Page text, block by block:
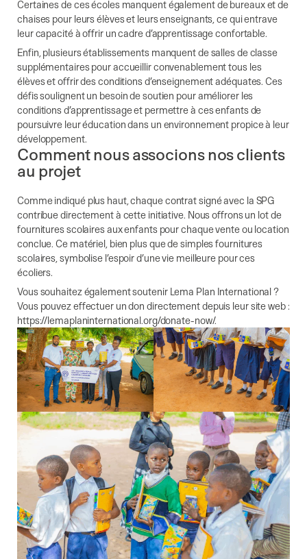
Certaines de ces écoles manquent également de bureaux et de
chaises pour leurs élèves et leurs enseignants, ce qui entrave
leur capacité à offrir un cadre d’apprentissage confortable.
Enfin, plusieurs établissements manquent de salles de classe
supplémentaires pour accueillir convenablement tous les
élèves et offrir des conditions d’enseignement adéquates. Ces
défis soulignent un besoin de soutien pour améliorer les
conditions d’apprentissage et permettre à ces enfants de
poursuivre leur éducation dans un environnement propice à leur
développement.
Comment nous associons nos clients
au projet
Comme indiqué plus haut, chaque contrat signé avec la SPG
contribue directement à cette initiative. Nous offrons un lot de
fournitures scolaires aux enfants pour chaque vente ou location
conclue. Ce matériel, bien plus que de simples fournitures
scolaires, symbolise l’espoir d’une vie meilleure pour ces
écoliers.
Vous souhaitez également soutenir Lema Plan International ?
Vous pouvez effectuer un don directement depuis leur site web :
https://lemaplaninternational.org/donate-now/.